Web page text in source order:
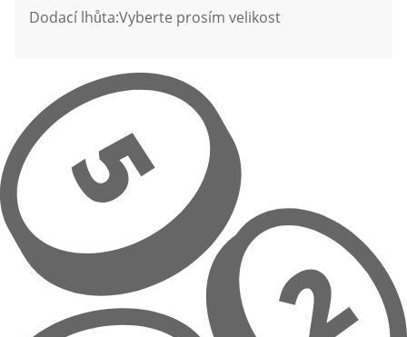
Dodací lhůta:Vyberte prosím velikost